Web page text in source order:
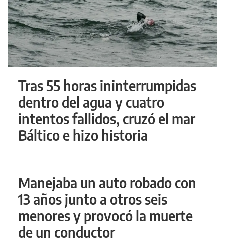
Tras 55 horas ininterrumpidas
dentro del agua y cuatro
intentos fallidos, cruzó el mar
Báltico e hizo historia
Manejaba un auto robado con
13 años junto a otros seis
menores y provocó la muerte
de un conductor